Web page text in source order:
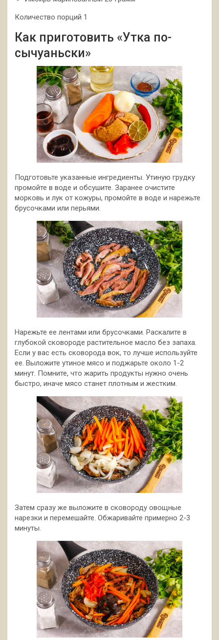
Количество порций 1
Как приготовить «Утка по-
сычуаньски»
Подготовьте указанные ингредиенты. Утиную грудку
промойте в воде и обсушите. Заранее очистите
морковь и лук от кожуры, промойте в воде и нарежьте
брусочками или перьями.
Нарежьте ее лентами или брусочками. Раскалите в
глубокой сковороде растительное масло без запаха.
Если у вас есть сковорода вок, то лучше используйте
ее. Выложите утиное мясо и поджарьте около 1-2
минут. Помните, что жарить продукты нужно очень
быстро, иначе мясо станет плотным и жестким.
Затем сразу же выложите в сковороду овощные
нарезки и перемешайте. Обжаривайте примерно 2-3
минуты.